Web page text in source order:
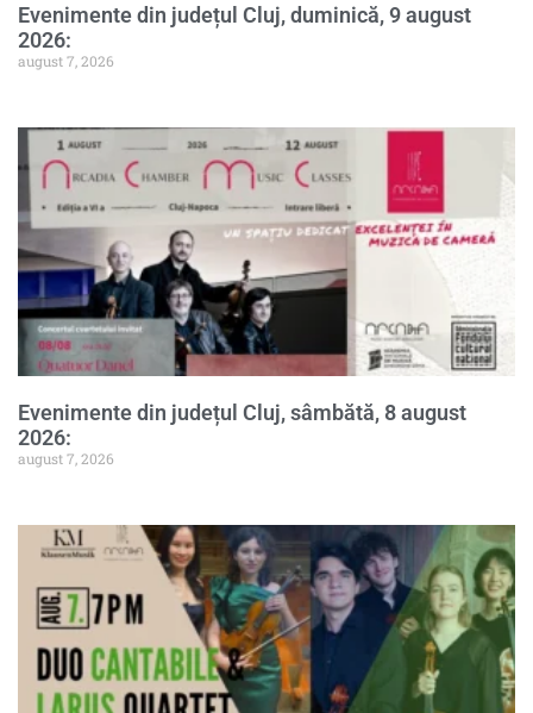
Evenimente din județul Cluj, duminică, 9 august
2026:
august 7, 2026
Evenimente din județul Cluj, sâmbătă, 8 august
2026:
august 7, 2026